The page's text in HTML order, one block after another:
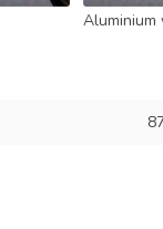
Aluminium